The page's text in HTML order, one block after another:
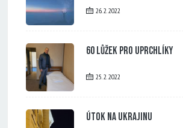
26. 2. 2022
60 lůžek pro uprchlíky
25. 2. 2022
Útok na Ukrajinu